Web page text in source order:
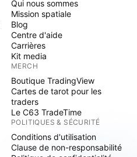
Qui nous sommes
Mission spatiale
Blog
Centre d'aide
Carrières
Kit media
MERCH
Boutique TradingView
Cartes de tarot pour les
traders
Le C63 TradeTime
POLITIQUES & SÉCURITÉ
Conditions d'utilisation
Clause de non-responsabilité